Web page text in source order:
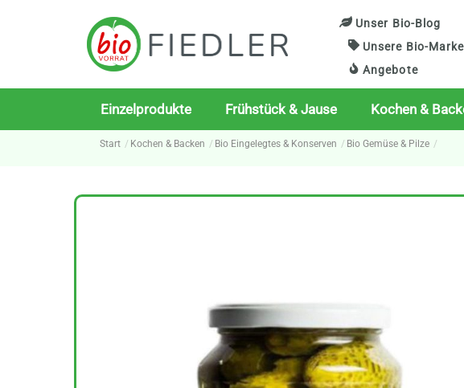
Unser Bio-Blog
Unsere Bio-
Angebote
Einzelprodukte Frühstück & Jause Kochen &
Start Kochen & Backen Bio Eingelegtes & Konserven Bio Gemüse & Pilze